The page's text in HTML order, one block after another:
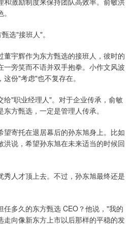
选"接班人"。
董宇辉作为东方甄选的接班人，彼时的
一旁笑而不语并双手抱拳。小作文风波
份"考虑"也不复存在。
给"职业经理人"。对于企业传承，俞敏
方甄选，一定是管理人传承。
望寄托在退居幕后的孙东旭身上。比如
洪说，希望孙东旭在未来适当的时候回
秀人才顶上去。不过，孙东旭最终还是
任多久的东方甄选 CEO？他说，"我的
走向像新东方上市以后那样的平稳的发